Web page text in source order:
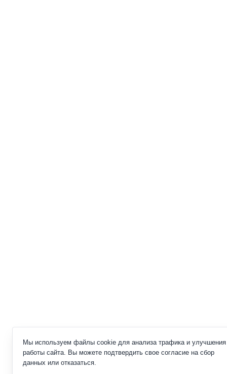
Мы используем файлы cookie для анализа трафика и улучшения
работы сайта. Вы можете подтвердить свое согласие на сбор
данных или отказаться.